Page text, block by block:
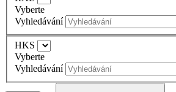
Vyberte
Vyhledávání
HKS
Vyberte
Vyhledávání